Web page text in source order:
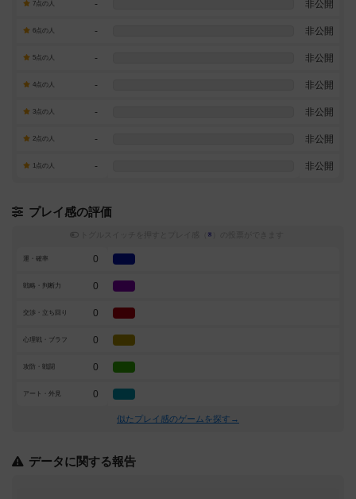
7点の人 - 非公開
6点の人 - 非公開
5点の人 - 非公開
4点の人 - 非公開
3点の人 - 非公開
2点の人 - 非公開
1点の人 - 非公開
プレイ感の評価
※
運・確率 0
戦略・判断力 0
交渉・立ち回り 0
心理戦・ブラフ 0
攻防・戦闘 0
アート・外見 0
似たプレイ感のゲームを探す→
データに関する報告